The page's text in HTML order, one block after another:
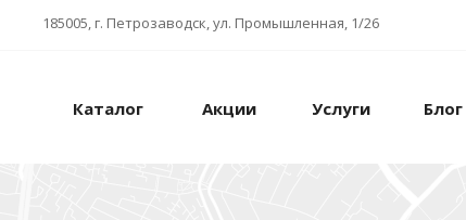
185005, г. Петрозаводск, ул. Промышленная, 1/26
Каталог Акции Услуги Блог